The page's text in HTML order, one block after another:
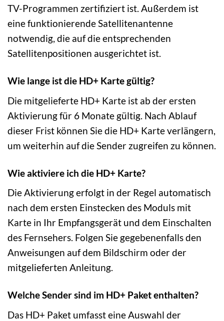
TV-Programmen zertifiziert ist. Außerdem ist
eine funktionierende Satellitenantenne
notwendig, die auf die entsprechenden
Satellitenpositionen ausgerichtet ist.
Wie lange ist die HD+ Karte gültig?
Die mitgelieferte HD+ Karte ist ab der ersten
Aktivierung für 6 Monate gültig. Nach Ablauf
dieser Frist können Sie die HD+ Karte verlängern,
um weiterhin auf die Sender zugreifen zu können.
Wie aktiviere ich die HD+ Karte?
Die Aktivierung erfolgt in der Regel automatisch
nach dem ersten Einstecken des Moduls mit
Karte in Ihr Empfangsgerät und dem Einschalten
des Fernsehers. Folgen Sie gegebenenfalls den
Anweisungen auf dem Bildschirm oder der
mitgelieferten Anleitung.
Welche Sender sind im HD+ Paket enthalten?
Das HD+ Paket umfasst eine Auswahl der